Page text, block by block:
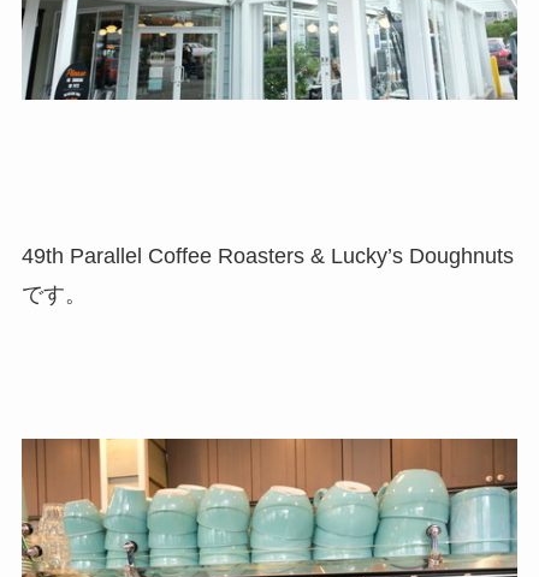
49th Parallel Coffee Roasters & Lucky’s Doughnuts
です。